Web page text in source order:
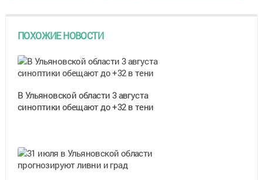
ПОХОЖИЕ НОВОСТИ
В Ульяновской области 3 августа
синоптики обещают до +32 в тени